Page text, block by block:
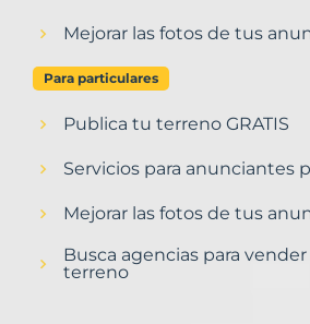
Mejorar las fotos de tus
Para particulares
Publica tu terreno GRATIS
Servicios para anunciantes
Mejorar las fotos de tus
Busca agencias para
terreno